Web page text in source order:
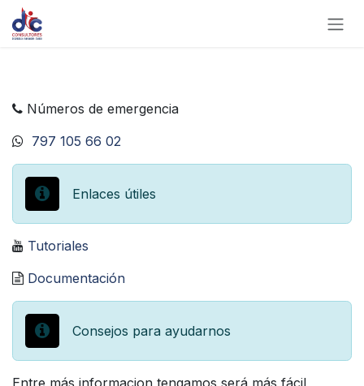
Ir al contenido
Números de emergencia
797 105 66 02
Enlaces útiles
Tutoriales
Documentación
Consejos para ayudarnos
Entre más informacion tengamos será más fácil